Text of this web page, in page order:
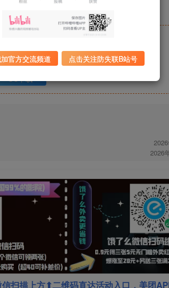
迅雷下载 全站统一解压密码：sygu.cc
UC下载
2026
扫描上方⬆二维码直达活动入口，美团
官方交流频道 点击关注防失联B站号